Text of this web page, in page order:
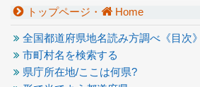
トップページ・ Home
全国都道府県地名読み方調べ《目次》
市町村名を検索する
県庁所在地/ここは何県?